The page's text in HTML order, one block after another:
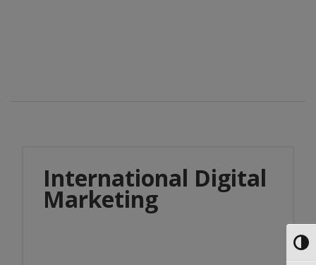
International Digital
Marketing